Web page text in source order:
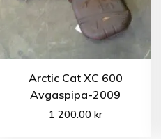
Arctic Cat XC 600
Avgaspipa-2009
1 200.00 kr